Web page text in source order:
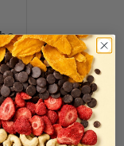
bez